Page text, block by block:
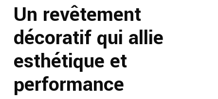
Un revêtement
décoratif qui allie
esthétique et
performance